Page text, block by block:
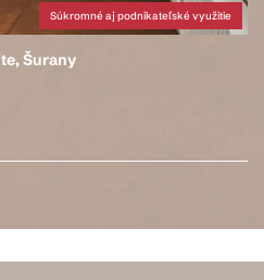
Výhodná ponuka: Na predaj